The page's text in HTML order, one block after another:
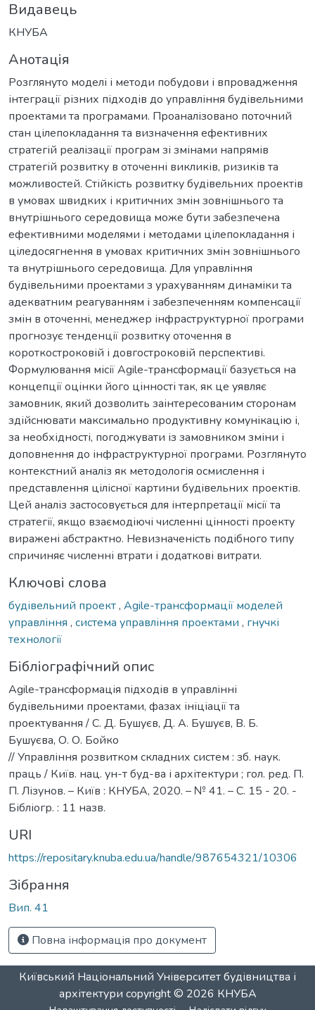
Видавець
КНУБА
Анотація
Розглянуто моделі і методи побудови і впровадження
інтеграції різних підходів до управління будівельними
проектами та програмами. Проаналізовано поточний
стан цілепокладання та визначення ефективних
стратегій реалізації програм зі змінами напрямів
стратегій розвитку в оточенні викликів, ризиків та
можливостей. Стійкість розвитку будівельних проектів
в умовах швидких і критичних змін зовнішнього та
внутрішнього середовища може бути забезпечена
ефективними моделями і методами цілепокладання і
ціледосягнення в умовах критичних змін зовнішнього
та внутрішнього середовища. Для управління
будівельними проектами з урахуванням динаміки та
адекватним реагуванням і забезпеченням компенсації
змін в оточенні, менеджер інфраструктурної програми
прогнозує тенденції розвитку оточення в
короткостроковій і довгостроковій перспективі.
Формулювання місії Agile-трансформації базується на
концепції оцінки його цінності так, як це уявляє
замовник, який дозволить заінтересованим сторонам
здійснювати максимально продуктивну комунікацію і,
за необхідності, погоджувати із замовником зміни і
доповнення до інфраструктурної програми. Розглянуто
контекстний аналіз як методологія осмислення і
представлення цілісної картини будівельних проектів.
Цей аналіз застосовується для інтерпретації місії та
стратегії, якщо взаємодіючі численні цінності проекту
виражені абстрактно. Невизначеність подібного типу
спричиняє численні втрати і додаткові витрати.
Ключові слова
будівельний проект, Agile-трансформації моделей
управління , система управління проектами , гнучкі
технології
Бібліографічний опис
Agile-трансформація підходів в управлінні
будівельними проектами, фазах ініціації та
проектування / С. Д. Бушуєв, Д. А. Бушуєв, В. Б.
Бушуєва, О. О. Бойко
// Управління розвитком складних систем : зб. наук.
праць / Київ. нац. ун-т буд-ва і архітектури ; гол. ред. П.
П. Лізунов. – Київ : КНУБА, 2020. – № 41. – С. 15 - 20. -
Бібліогр. : 11 назв.
URI
https://repositary.knuba.edu.ua/handle/987654321/10306
Зібрання
Вип. 41
Повна інформація про документ
Київський Національний Університет будівництва і
архітектури copyright © 2026 КНУБА